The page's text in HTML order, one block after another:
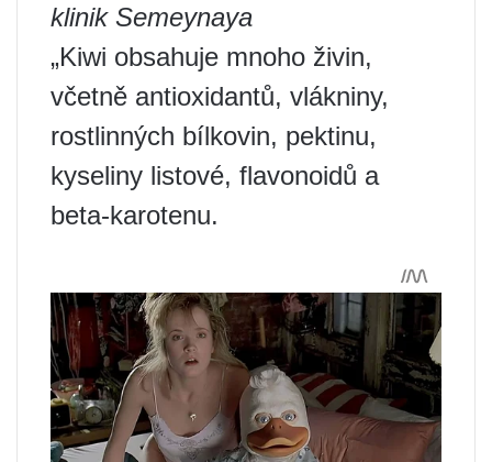
klinik Semeynaya
„Kiwi obsahuje mnoho živin,
včetně antioxidantů, vlákniny,
rostlinných bílkovin, pektinu,
kyseliny listové, flavonoidů a
beta-karotenu.